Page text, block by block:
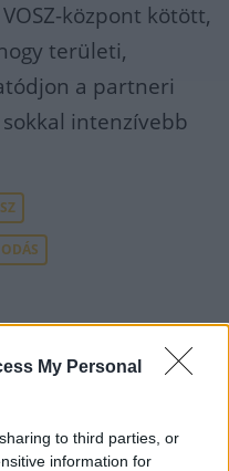
My Personal
to third parties, or
information for
központ kötött,
területi,
a partneri
intenzívebb